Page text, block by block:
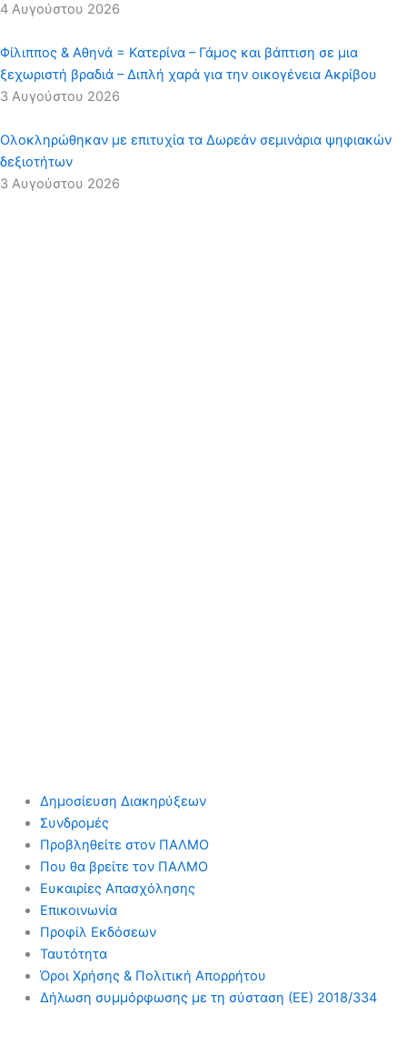
4 Αυγούστου 2026
Φίλιππος & Αθηνά = Κατερίνα – Γάμος και βάπτιση σε μια
ξεχωριστή βραδιά – Διπλή χαρά για την οικογένεια Ακρίβου
3 Αυγούστου 2026
Ολοκληρώθηκαν με επιτυχία τα Δωρεάν σεμινάρια ψηφιακών
δεξιοτήτων
3 Αυγούστου 2026
Δημοσίευση Διακηρύξεων
Συνδρομές
Προβληθείτε στον ΠΑΛΜΟ
Που θα βρείτε τον ΠΑΛΜΟ
Ευκαιρίες Απασχόλησης
Επικοινωνία
Προφίλ Εκδόσεων
Ταυτότητα
Όροι Χρήσης & Πολιτική Απορρήτου
Δήλωση συμμόρφωσης με τη σύσταση (ΕΕ) 2018/334